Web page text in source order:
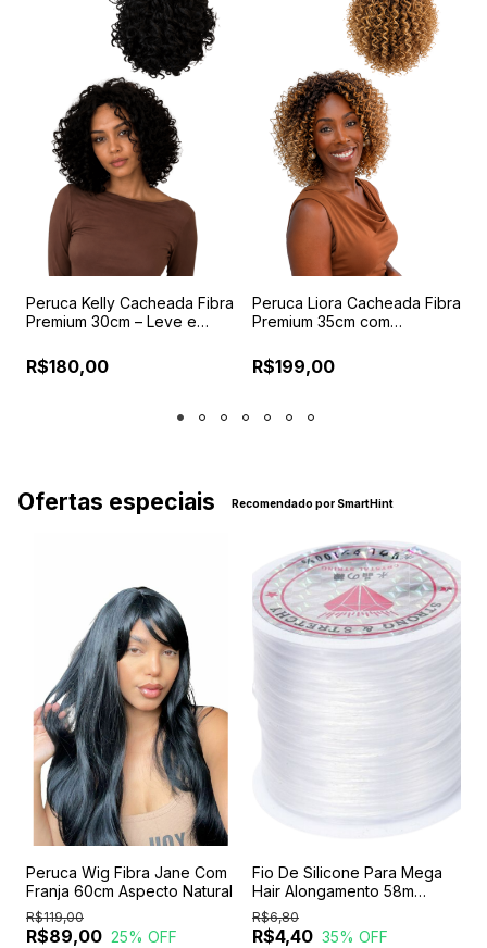
Peruca Kelly Cacheada Fibra
Premium 30cm – Leve e
R$180,00
Peruca Liora Cacheada Fibra
Premium 35cm com
Internos
R$199,00
Ofertas especiais Recomendado por SmartHint
Peruca Wig Fibra Jane Com
Franja 60cm Aspecto Natural
R$89,00
R$119,00
25% OFF
Fio De Silicone Para Mega
Hair Alongamento 58m
Cabelos
R$4,40
R$6,80
35% OFF